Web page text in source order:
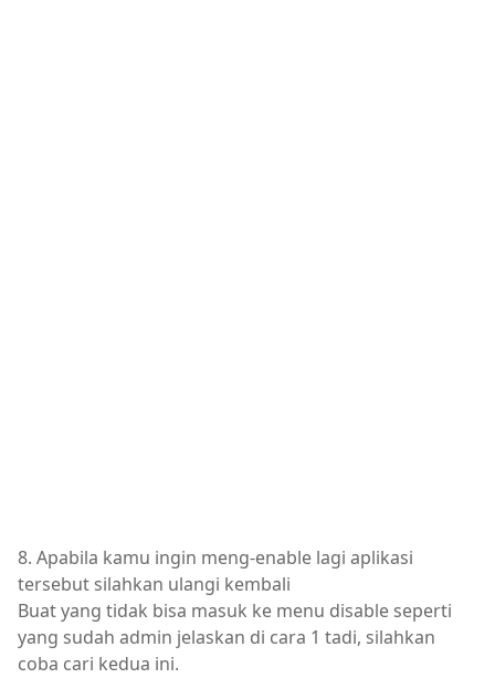
8. Apabila kamu ingin meng-enable lagi aplikasi
tersebut silahkan ulangi kembali
Buat yang tidak bisa masuk ke menu disable seperti
yang sudah admin jelaskan di cara 1 tadi, silahkan
coba cari kedua ini.